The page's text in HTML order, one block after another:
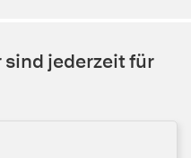
sind jederzeit für